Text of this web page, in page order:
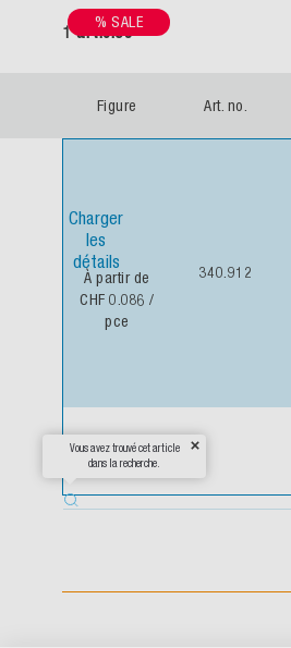
1 articles
Figure Art. no.
Vous avez trouvé cet article
dans la recherche.
% SALE
Charger
les
détails
À partir de
CHF 0.086/
pce
340.912